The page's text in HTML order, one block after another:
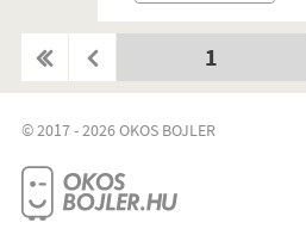
1
© 2017 - 2026 OKOS BOJLER